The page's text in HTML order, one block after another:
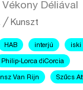
Déliával
╱Kunszt
HAB interjú iski
Philip-Lorca diCorcia
Van Rijn Szűcs